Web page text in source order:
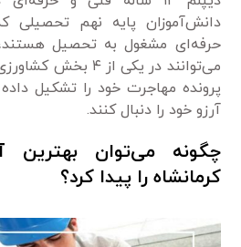
دانش‌آموزان پایه نهم
حرفه‌ای مشغول به تحصیل
می‌توانند در یکی
پرونده مهاجرت خود را تشکیل
آرزو خود را دنبال کنند.
چگونه می‌توان بهترین
کرمانشاه را پیدا کرد؟